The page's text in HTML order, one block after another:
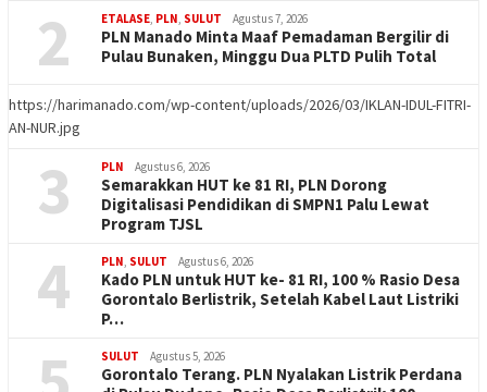
2 ETALASE, PLN, SULUT Agustus 7, 2026
PLN Manado Minta Maaf Pemadaman Bergilir di
Pulau Bunaken, Minggu Dua PLTD Pulih Total
https://harimanado.com/wp-content/uploads/2026/03/IKLAN-IDUL-FITRI-
AN-NUR.jpg
3 PLN Agustus 6, 2026
Semarakkan HUT ke 81 RI, PLN Dorong
Digitalisasi Pendidikan di SMPN1 Palu Lewat
Program TJSL
4 PLN, SULUT Agustus 6, 2026
Kado PLN untuk HUT ke- 81 RI, 100 % Rasio Desa
Gorontalo Berlistrik, Setelah Kabel Laut Listriki
P…
SULUT Agustus 5, 2026
Gorontalo Terang. PLN Nyalakan Listrik Perdana